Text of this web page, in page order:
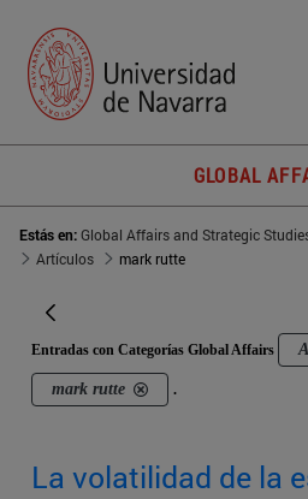
GLOBAL
Estás en:Global Affairs and Strategic
Artículos
mark rutte
Entradas con Categorías Global Affairs
mark rutte .
La volatilidad de la